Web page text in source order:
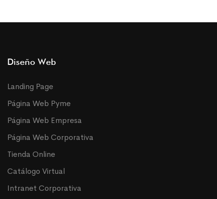
Diseño Web
Landing Page
Página Web Pyme
Página Web Empresa
Página Web Corporativa
Tienda Online
Catálogo Virtual
Intranet Corporativa